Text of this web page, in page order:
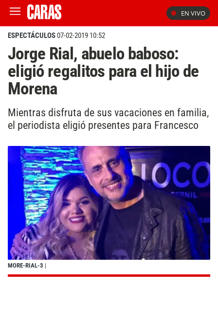
EN VIVO
ESPECTÁCULOS07-02-2019 10:52
Jorge Rial, abuelo baboso:
eligió regalitos para el hijo de
Morena
Mientras disfruta de sus vacaciones en familia,
el periodista eligió presentes para Francesco
MORE-RIAL-3 |